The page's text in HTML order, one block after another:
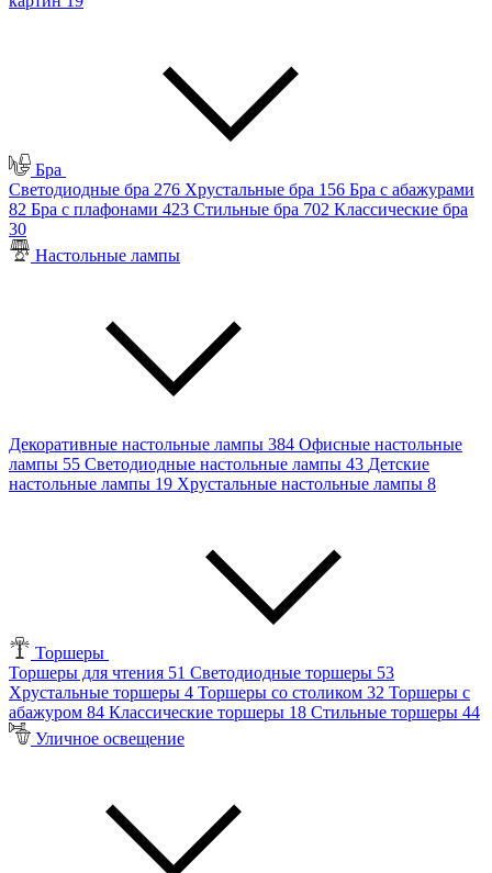
Бра
Светодиодные бра 276 Хрустальные бра 156 Бра с абажурами
82 Бра с плафонами 423 Стильные бра 702 Классические бра
30
Настольные лампы
Декоративные настольные лампы 384 Офисные настольные
лампы 55 Светодиодные настольные лампы 43 Детские
настольные лампы 19 Хрустальные настольные лампы 8
Торшеры
Торшеры для чтения 51 Светодиодные торшеры 53
Хрустальные торшеры 4 Торшеры со столиком 32 Торшеры с
абажуром 84 Классические торшеры 18 Стильные торшеры 44
Уличное освещение